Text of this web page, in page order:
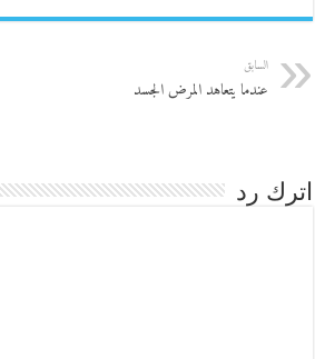
السابق
عندما يتعاهد المرض الجسد
اترك رد